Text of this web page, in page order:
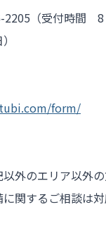
（受付時間　
form/
外のエリア以外の
関するご相談は